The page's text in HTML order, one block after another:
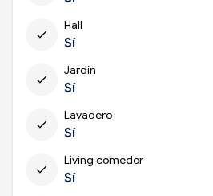
check
Hall
Sí
check
Jardín
Sí
check
Lavadero
Sí
check
Living comedor
Sí